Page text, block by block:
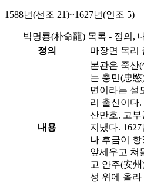
1588년(선조 21)~1627년(인조 5)
박명룡(朴命龍) 목록 - 정의,
정의
마장면 목리
내용
본관은 죽산
는 충민(忠
면이라는 설
리 출신이다
산만호, 고
지냈다.
나 후금이
앞세우고 쳐
고 안주(安
성 위에 올